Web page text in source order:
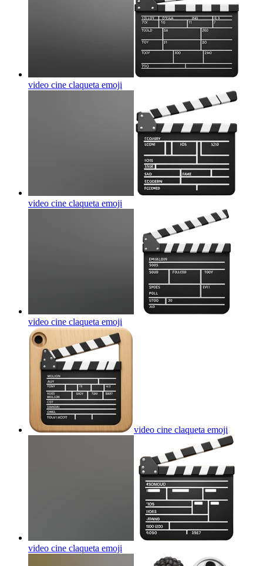
video cine claqueta emoji
video cine claqueta emoji
video cine claqueta emoji
video cine claqueta emoji
video cine claqueta emoji